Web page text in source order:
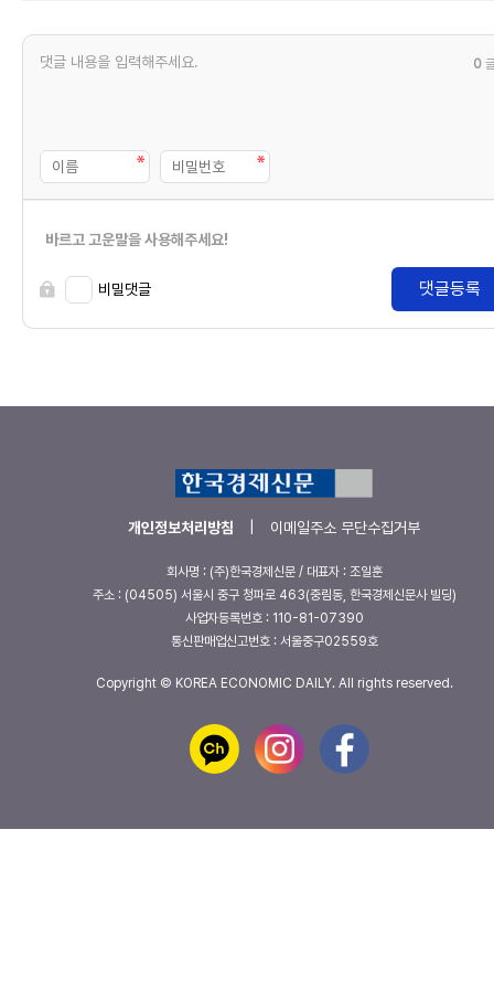
0
바르고 고운말을 사용해주세요!
비밀댓글 댓글등록
개인정보처리방침 이메일주소 무단수집거부
회사명 : (주)한국경제신문 / 대표자 : 조일훈
주소 : (04505) 서울시 중구 청파로 463(중림동, 한국경제신문사 빌딩)
사업자등록번호 : 110-81-07390
통신판매업신고번호 : 서울중구02559호
Copyright © KOREA ECONOMIC DAILY. All rights reserved.